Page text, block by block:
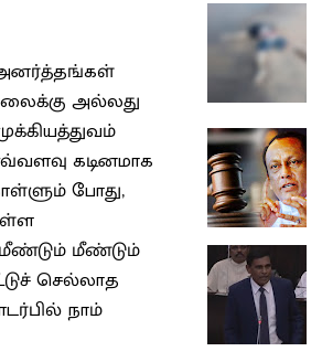
அனர்த்தங்கள்
அல்லது
கடினமாக
போது,
மீண்டும் மீண்டும்
செல்லாத
நாம்